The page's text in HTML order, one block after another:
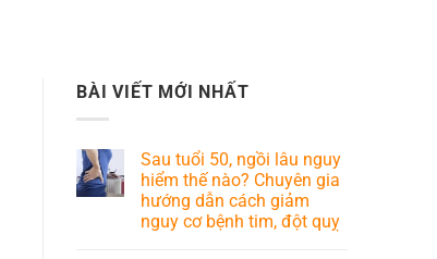
BÀI VIẾT MỚI NHẤT
Sau tuổi 50, ngồi lâu nguy
hiểm thế nào? Chuyên gia
hướng dẫn cách giảm
nguy cơ bệnh tim, đột quỵ